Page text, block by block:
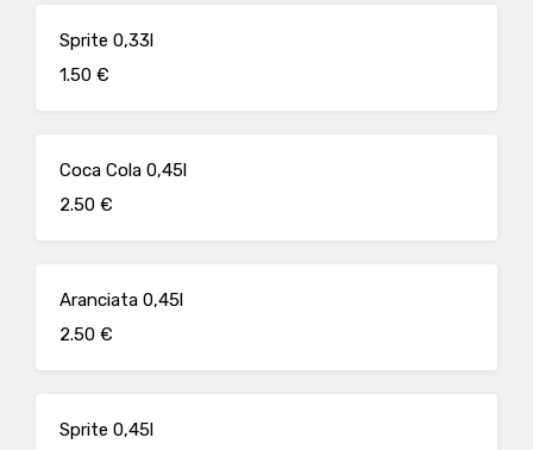
Sprite 0,33l
1.50 €
Coca Cola 0,45l
2.50 €
Aranciata 0,45l
2.50 €
Sprite 0,45l